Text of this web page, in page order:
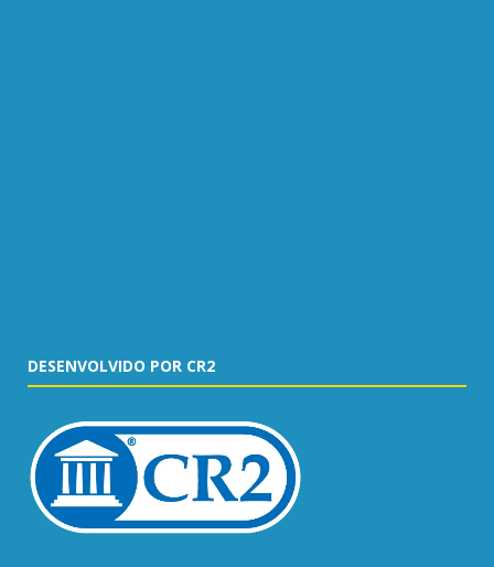
DESENVOLVIDO POR CR2